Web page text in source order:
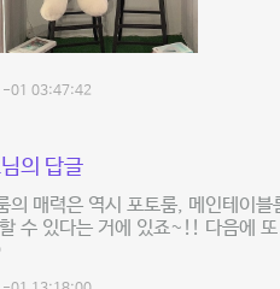
01 03:47:42
의 답글
의 매력은 역시 포토룸, 메인테이
수 있다는 거에 있죠~!! 다음에